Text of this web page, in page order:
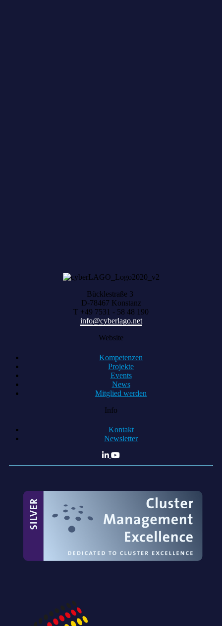
Bücklestraße 3
D-78467 Konstanz
T +49 7531 - 58 48 190
info@cyberlago.net
Website
Kompetenzen
Projekte
Events
News
Mitglied werden
Info
Kontakt
Newsletter